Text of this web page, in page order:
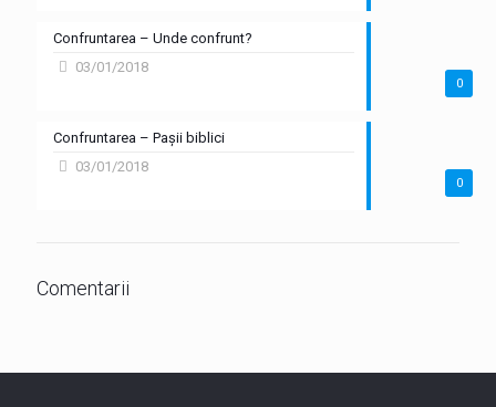
0
Confruntarea – Unde confrunt?
03/01/2018
0
Confruntarea – Pașii biblici
03/01/2018
Comentarii